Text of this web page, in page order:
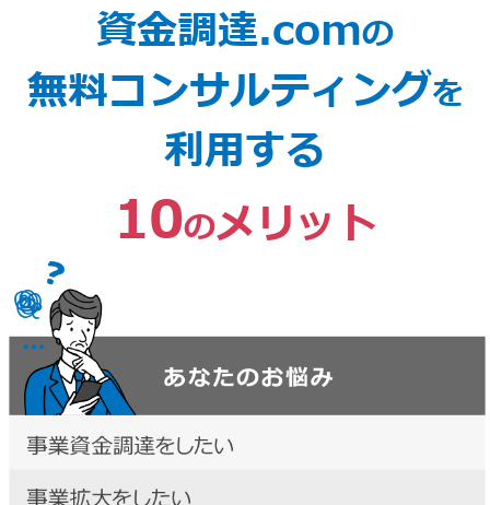
資金調達.comの
無料コンサルティングを
利用する
10のメリット